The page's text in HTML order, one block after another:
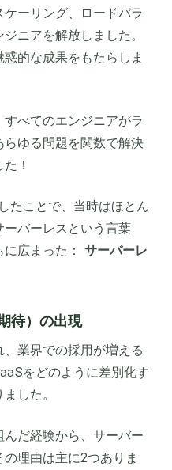
ーリング、ロードバラ
ニアを解放しました。
的な成果をもたらしま
べてのエンジニアがラ
ゆる問題を関数で解決
！
たことで、当時はほとん
バーレスという言葉
広まった： サーバーレ
待）の出現
業界での採用が増える
をどのように差別化す
した。
だ経験から、サーバー
理由は主に2つありま